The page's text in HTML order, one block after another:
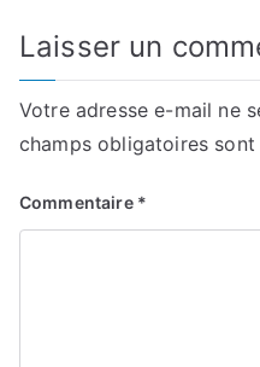
Laisser un
Votre adresse e-mail ne
champs obligatoires sont
Commentaire *